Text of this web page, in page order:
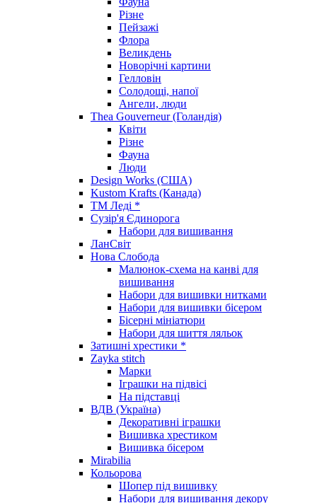
Різне
Пейзажі
Флора
Великдень
Новорічні картини
Гелловін
Солодощі, напої
Ангели, люди
Thea Gouverneur (Голандія)
Квіти
Різне
Фауна
Люди
Design Works (США)
Kustom Krafts (Канада)
ТМ Леді *
Сузір'я Єдинорога
Набори для вишивання
ЛанСвіт
Нова Слобода
Малюнок-схема на канві для
вишивання
Набори для вишивки нитками
Набори для вишивки бісером
Бісерні мініатюри
Набори для шиття ляльок
Затишні хрестики *
Zayka stitch
Марки
Іграшки на підвісі
На підставці
ВДВ (Україна)
Декоративні іграшки
Вишивка хрестиком
Вишивка бісером
Mirabilia
Кольорова
Шопер під вишивку
Набори для вишивання декору